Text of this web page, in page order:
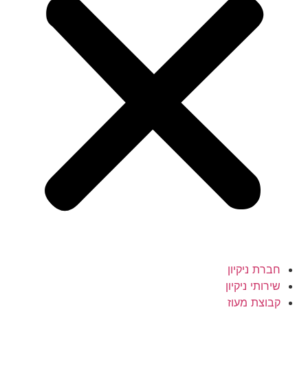
חברת ניקיון
שירותי ניקיון
קבוצת מעוז